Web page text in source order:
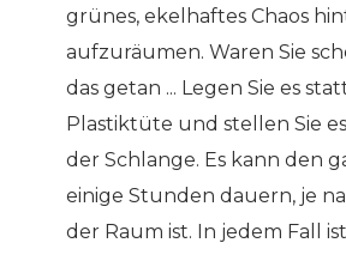
grünes, ekelhaftes Chaos
aufzuräumen. Waren Sie
das getan ... Legen Sie es
Plastiktüte und stellen Sie
der Schlange. Es kann den
einige Stunden dauern, je
der Raum ist. In jedem Fall